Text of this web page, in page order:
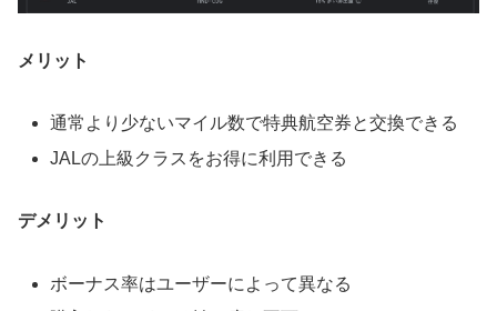
メリット
通常より少ないマイル数で特典航空券と交換できる
JALの上級クラスをお得に利用できる
デメリット
ボーナス率はユーザーによって異なる